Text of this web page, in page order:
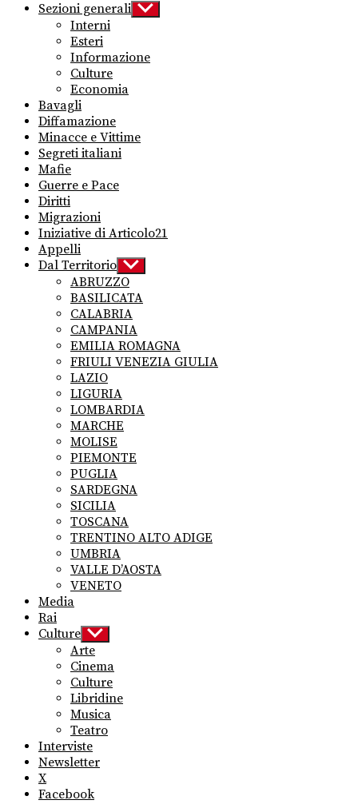
Sezioni generali Show
sub
Interni
Esteri
Informazione
Culture
Economia
Bavagli
Diffamazione
Minacce e Vittime
Segreti italiani
Mafie
Guerre e Pace
Diritti
Migrazioni
Iniziative di Articolo21
Appelli
Dal Territorio Show
sub
menu
ABRUZZO
BASILICATA
CALABRIA
CAMPANIA
EMILIA ROMAGNA
FRIULI VENEZIA GIULIA
LAZIO
LIGURIA
LOMBARDIA
MARCHE
MOLISE
PIEMONTE
PUGLIA
SARDEGNA
SICILIA
TOSCANA
TRENTINO ALTO ADIGE
UMBRIA
VALLE D’AOSTA
VENETO
Media
Rai
Culture Show
sub
menu
Arte
Cinema
Culture
Libridine
Musica
Teatro
Interviste
Newsletter
X
Facebook